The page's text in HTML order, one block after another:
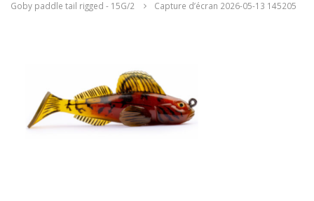
Goby paddle tail rigged - 15G/2
Capture d’écran 2026-05-13 145205